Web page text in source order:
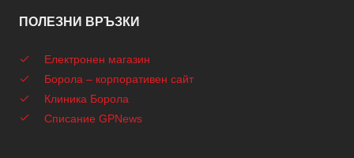
ПОЛЕЗНИ ВРЪЗКИ
Електронен магазин
Борола – корпоративен сайт
Клиника Борола
Списание GPNews